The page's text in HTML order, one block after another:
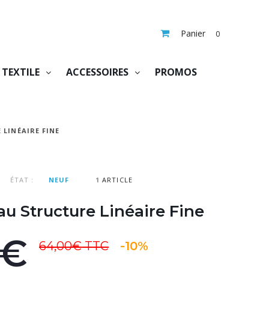
Panier 0
TEXTILE ACCESSOIRES PROMOS
LINÉAIRE FINE
ÉTAT : NEUF 1 ARTICLE
Structure Linéaire Fine
64,00€TTC -10%